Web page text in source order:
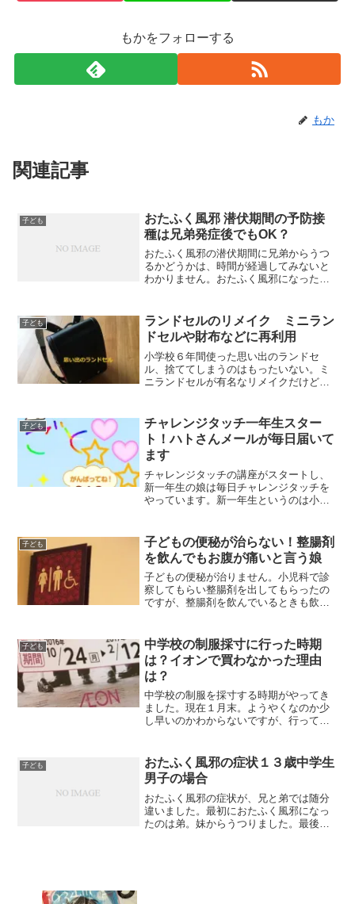
もかをフォローする
もか
関連記事
子ども
おたふく風邪 潜伏期間の予防接
種は兄弟発症後でもOK？
おたふく風邪の潜伏期間に兄弟からうつ
るかどうかは、時間が経過してみないと
わかりません。おたふく風邪になったの
邪にはなっていませんでした。予防接種
をずっと先延ばしにしてい...
子ども
ランドセルのリメイク ミニラン
ドセルや財布などに再利用
小学校６年間使った思い出のランドセ
ル、捨ててしまうのはもったいない。ミ
ニランドセルが有名なリメイクだけど、
子ども
チャレンジタッチ一年生スター
ト！ハトさんメールが毎日届いて
ます
チャレンジタッチの講座がスタートし、
新一年生の娘は毎日チャレンジタッチを
やっています。新一年生というのは小学
す。使い方を教えたわけではないのです
が、何の問題もなく操作して...
子ども
子どもの便秘が治らない！整腸剤
を飲んでもお腹が痛いと言う娘
子どもの便秘が治りません。小児科で診
察してもらい整腸剤を出してもらったの
ですが、整腸剤を飲んでいるときも飲み
が、お腹が痛いというのが毎日で困って
います。
子ども
中学校の制服採寸に行った時期
は？イオンで買わなかった理由
は？
中学校の制服を採寸する時期がやってき
ました。現在１月末。ようやくなのか少
し早いのかわからないですが、行ってき
採寸の時期やイオンで買わなかった理由
についてまとめました。
子ども
おたふく風邪の症状１３歳中学生
男子の場合
おたふく風邪の症状が、兄と弟では随分
違いました。最初におたふく風邪になっ
たのは弟。妹からうつりました。最後に